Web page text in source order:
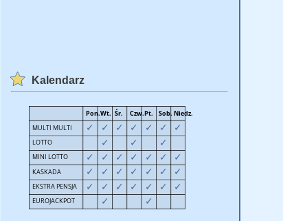
Kalendarz